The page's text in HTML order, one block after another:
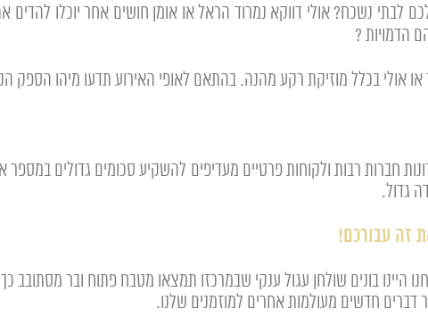
לבתי נשכח? אולי דווקא נמרוד הראל או אומן חושים אחר יוכלו להדים
הדמויות ?
אולי בכלל מוזיקת רקע מהנה. בהתאם לאופי האירוע תדעו מיהו הספק
חברות רבות ולקוחות פרטיים מעדיפים להשקיע סכומים גדולים במספר
גדול.
זה עבורכם!
היינו בונים שולחן עגול ענקי שבמרכזו תמצאו מטבח פתוח ובר
דברים חדשים מעולמות אחרים למוזמנים שלנו.